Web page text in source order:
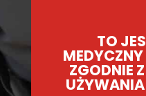
TO
ZGODNIE
UŻYWANIA